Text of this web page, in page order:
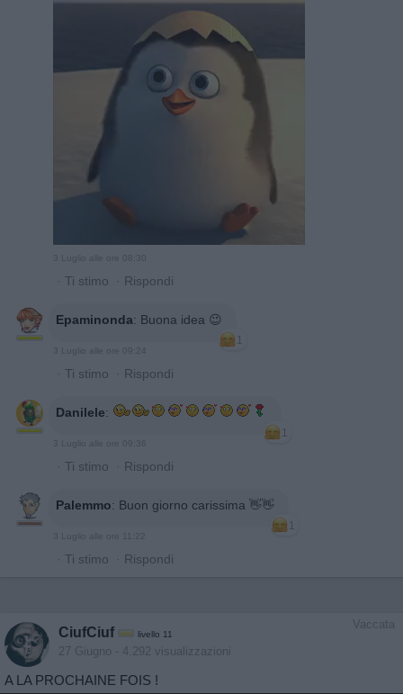
· Ti stimo · Rispondi
Epaminonda: Buona idea 😉
1
3 Luglio alle ore 09:24
· Ti stimo · Rispondi
Danilele:
1
3 Luglio alle ore 09:36
· Ti stimo · Rispondi
Palemmo: Buon giorno carissima 👋👋
1
· Ti stimo · Rispondi
Vaccata
CiufCiuf livello 11
27 Giugno - 4.292 visualizzazioni
A LA PROCHAINE FOIS !